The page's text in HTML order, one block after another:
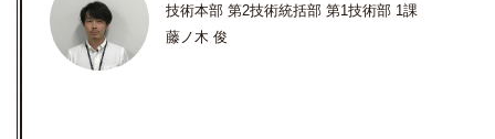
技術本部 第2技術統括部 第1技術部 1課
藤ノ木 俊